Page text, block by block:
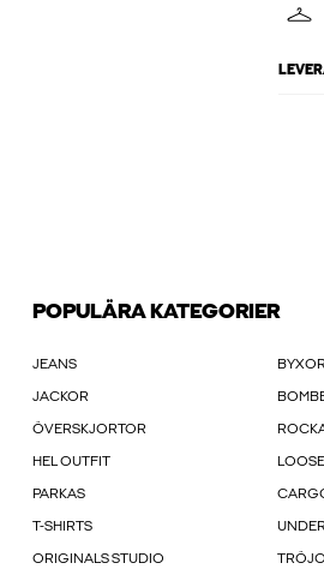
POPULÄRA KATEGORIER
JEANS BYXOR
JACKOR
ÖVERSKJORTOR
HEL OUTFIT
PARKAS
T-SHIRTS
ORIGINALS STUDIO